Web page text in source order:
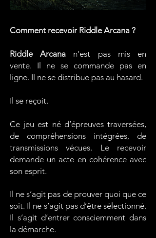
Comment recevoir Riddle Arcana ?
Riddle Arcana n’est pas mis en
vente. Il ne se commande pas en
ligne. Il ne se distribue pas au hasard.
Il se reçoit.
Ce jeu est né d’épreuves traversées,
de compréhensions intégrées, de
transmissions vécues. Le recevoir
demande un acte en cohérence avec
son esprit.
Il ne s’agit pas de prouver quoi que ce
soit. Il ne s’agit pas d’être sélectionné.
Il
s’agit d’entrer consciemment dans
la démarche.